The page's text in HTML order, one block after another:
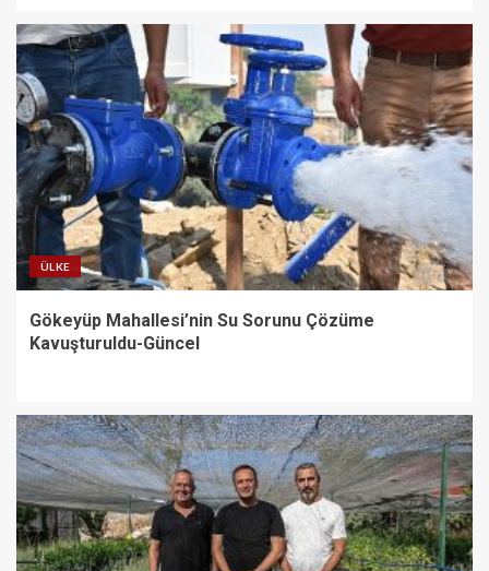
ÜLKE
Gökeyüp Mahallesi’nin Su Sorunu Çözüme
Kavuşturuldu-Güncel